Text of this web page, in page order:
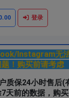
登录
Instagram无
！购买前请考虑
质保24小时售后(
天前的数据，购